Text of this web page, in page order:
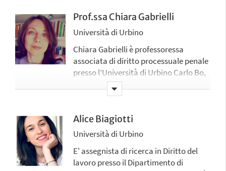
Humanities. È autrice di numerosi
saggi e co-curatrice di
collettanei sui temi di Law and
Humanities e di Estetica giuridica, con
interesse per gli aspetti etici della
funzione giurisdizionale. Ha
competenze metodologiche nel campo
dell’interdisciplinarità. Partecipa al
progetto UNI4Justice nel ruolo di
coordinatrice delle attività di ricerca
ed è stata designata quale membro del
Collegio di indirizzo per l’Università di
Prof.ssa Chiara Gabrielli
Università di Urbino
Chiara Gabrielli è professoressa
associata di diritto processuale penale
presso l’Università di Urbino Carlo Bo,
dove insegna anche Ordinamento
giudiziario. Ha conseguito nel 2020
ruolo di professore di prima fascia.
Ha collaborato con le Scuole di
legali delle Università di Urbino Carlo
Bo, Lecce, Roma La Sapienza,
Alice Biagiotti
Università di Urbino
E' assegnista di ricerca in Diritto del
lavoro presso il Dipartimento di